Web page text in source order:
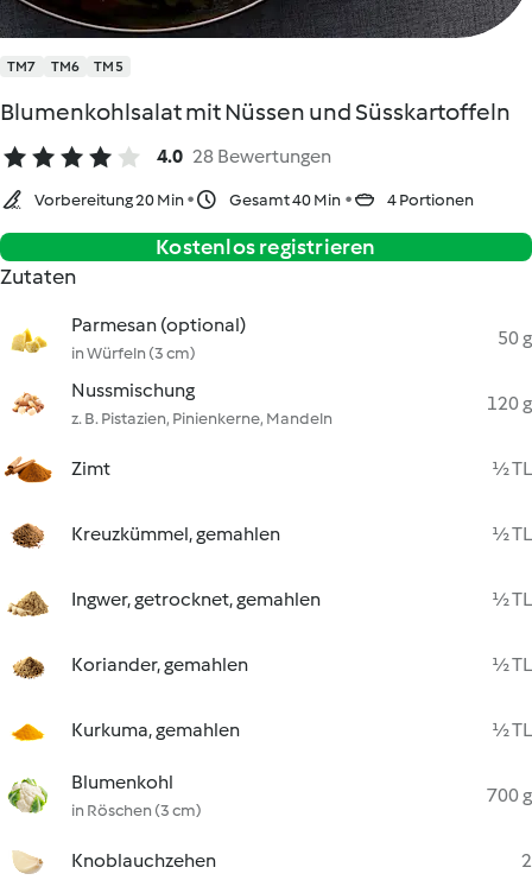
TM7 TM6 TM5
Blumenkohlsalat mit Nüssen und Süsskartoffeln
4.0 28 Bewertungen
Vorbereitung 20 Min Gesamt 40 Min 4 Portionen
Kostenlos registrieren
Zutaten
Parmesan (optional)
in Würfeln (3 cm)
50 g
Nussmischung
z. B. Pistazien, Pinienkerne, Mandeln
120 g
Zimt ½ TL
Kreuzkümmel, gemahlen ½ TL
Ingwer, getrocknet, gemahlen ½ TL
Koriander, gemahlen ½ TL
Kurkuma, gemahlen ½ TL
Blumenkohl
in Röschen (3 cm)
700 g
Knoblauchzehen 2